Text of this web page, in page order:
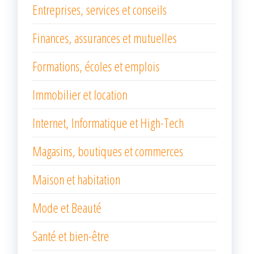
Entreprises, services et conseils
Finances, assurances et mutuelles
Formations, écoles et emplois
Immobilier et location
Internet, Informatique et High-Tech
Magasins, boutiques et commerces
Maison et habitation
Mode et Beauté
Santé et bien-être